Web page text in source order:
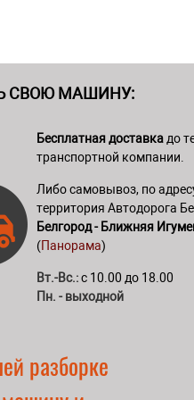
СВОЮ МАШИНУ:
Бесплатная доставка до
транспортной компании.
Либо самовывоз, по
территория Автодорога
Белгород - Ближняя
(Панорама)
Вт.-Вс.:с 10.00 до 18.00
Пн. - выходной
разборке